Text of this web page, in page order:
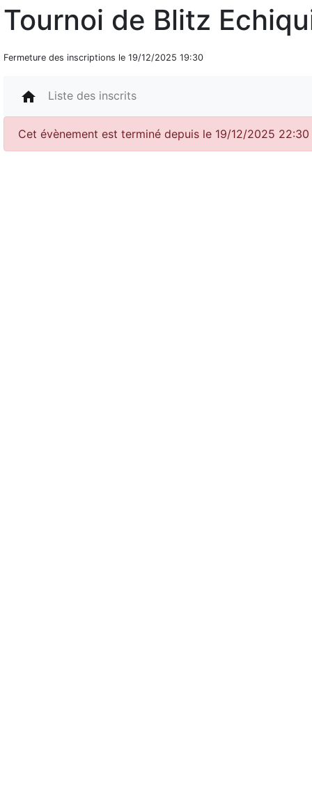
Tournoi de Blitz
Fermeture des inscriptions le 19/12/2025 19:30
home Liste des inscrits
Cet évènement est terminé depuis le 19/12/2025 22:30